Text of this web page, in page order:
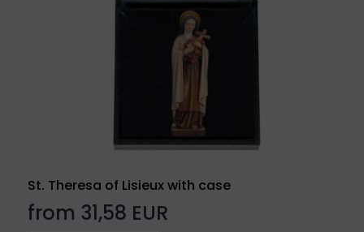
St. Theresa of Lisieux with case
from 31,58 EUR